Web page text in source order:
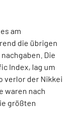
am
die übrigen
Die
Index, lag um
verlor der Nikkei
waren nach
größten